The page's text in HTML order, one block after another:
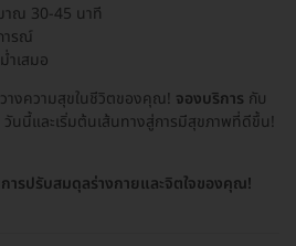
มาณ 30-45 นาที
ารณ์
ำเสมอ
วางความสุขในชีวิตของคุณ! จองบริการ กับ
นนี้และเริ่มต้นเส้นทางสู่การมีสุขภาพที่ดีขึ้น!
ารปรับสมดุลร่างกายและจิตใจของคุณ!